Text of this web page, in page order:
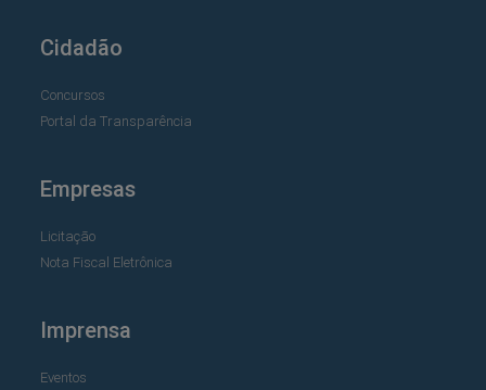
Cidadão
Concursos
Portal da Transparência
Empresas
Licitação
Nota Fiscal Eletrônica
Imprensa
Eventos